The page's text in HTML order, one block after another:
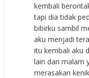
kembali
tapi dia tidak
bibirku sambil
aku menjadi
itu kembali aku
lain dari malam
merasakan